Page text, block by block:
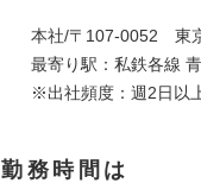
本社/〒107-0052 東
最寄り駅：私鉄各線
※出社頻度：週2日以
勤務時間は